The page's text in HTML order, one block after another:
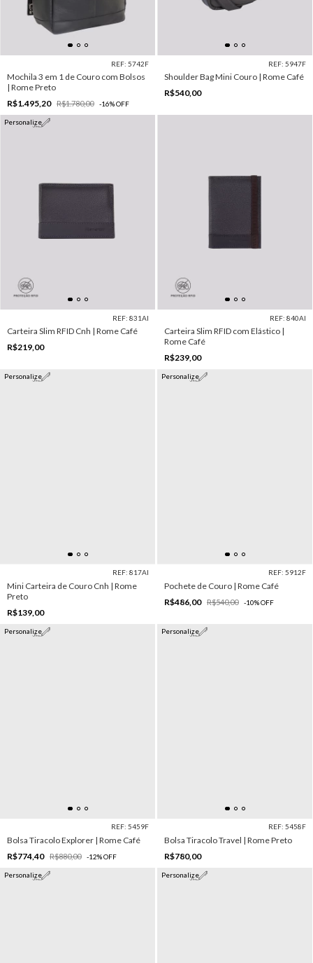
REF: 5742F
Mochila 3 em 1 de Couro com Bolsos
| Rome Preto
R$1.495,20
R$1.780,00 -16%OFF
REF: 5947F
Shoulder Bag Mini Couro | Rome Café
R$540,00
Personalize
REF: 831AI
Carteira Slim RFID Cnh | Rome Café
R$219,00
REF: 840AI
Carteira Slim RFID com Elástico |
Rome Café
R$239,00
Personalize
REF: 817AI
Mini Carteira de Couro Cnh | Rome
Preto
R$139,00
Personalize
REF: 5912F
Pochete de Couro | Rome Café
R$486,00
R$540,00 -10%OFF
Personalize
REF: 5459F
Bolsa Tiracolo Explorer | Rome Café
R$774,40
R$880,00 -12%OFF
Personalize
REF: 5458F
Bolsa Tiracolo Travel | Rome Preto
R$780,00
Personalize Personalize